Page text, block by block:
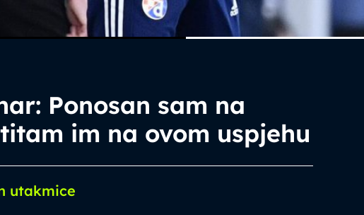
Ponosan sam na
im na ovom uspjehu
utakmice